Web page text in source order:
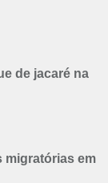
de jacaré na
migratórias em